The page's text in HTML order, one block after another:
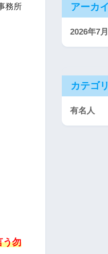
務所
う勿
アーカ
2026年7月
カテゴ
有名人